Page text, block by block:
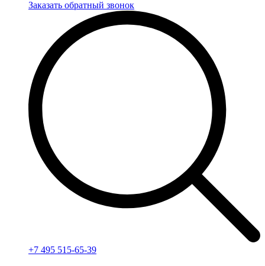
Заказать обратный звонок
+7 495 515-65-39